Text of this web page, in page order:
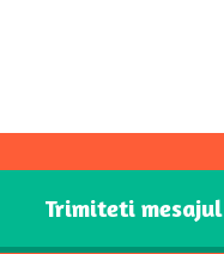
Trimiteti mesajul